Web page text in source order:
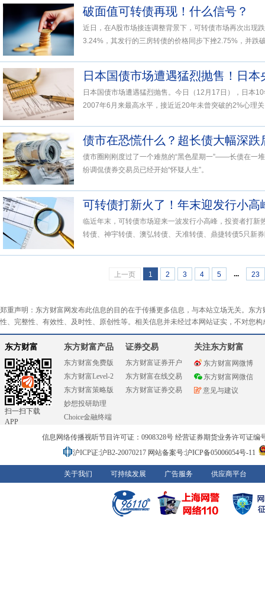
破面值可转债再现！什么信号？
近日，在A股市场接连调整背景下，可转债市场再次出现
3.24%，其发行的三房转债的价格同步下挫2.75%，并跌
日本国债市场遭遇猛烈抛售！日
日本国债市场遭遇猛烈抛售。今日（12月17日），日本
2007年6月来最高水平，接近近20年未曾突破的2%心理
债市在恐慌什么？超长债大幅深跌
债市圈刚刚度过了一个难熬的“黑色星期一”——长债在一
纷调侃债券交易员已经开始“怀疑人生”。
可转债打新火了！年末迎发行小高
临近年末，可转债市场迎来一波发行小高峰，投资者打新
转债、神宇转债、澳弘转债、天准转债、鼎捷转债5只新
上一页 1 2 3 4 5 ... 23
郑重声明：东方财富网发布此信息的目的在于传播更多信息，与本站立场无关。东
性、完整性、有效性、及时性、原创性等。相关信息并未经过本网站证实，不对您
东方财富
扫一扫下载
APP
东方财富产品
东方财富免费版
东方财富Level-2
东方财富策略版
妙想投研助理
Choice金融终端
证券交易
东方财富证券开户
东方财富在线交易
东方财富证券交易
关注东方财富
东方财富网微博
东方财富网微信
意见与建议
信息网络传播视听节目许可证：0908328号 经营证券期货业务许可证编
沪ICP证:沪B2-20070217 网站备案号:沪ICP备05006054号-11
关于我们 可持续发展 广告服务 供应商平台